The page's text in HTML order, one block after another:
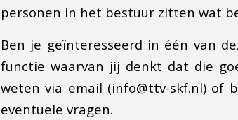
personen in het bestuur zitten wat
Ben je geïnteresseerd in één van
functie waarvan jij denkt dat die
weten via email (info@ttv-skf.nl) of
eventuele vragen.